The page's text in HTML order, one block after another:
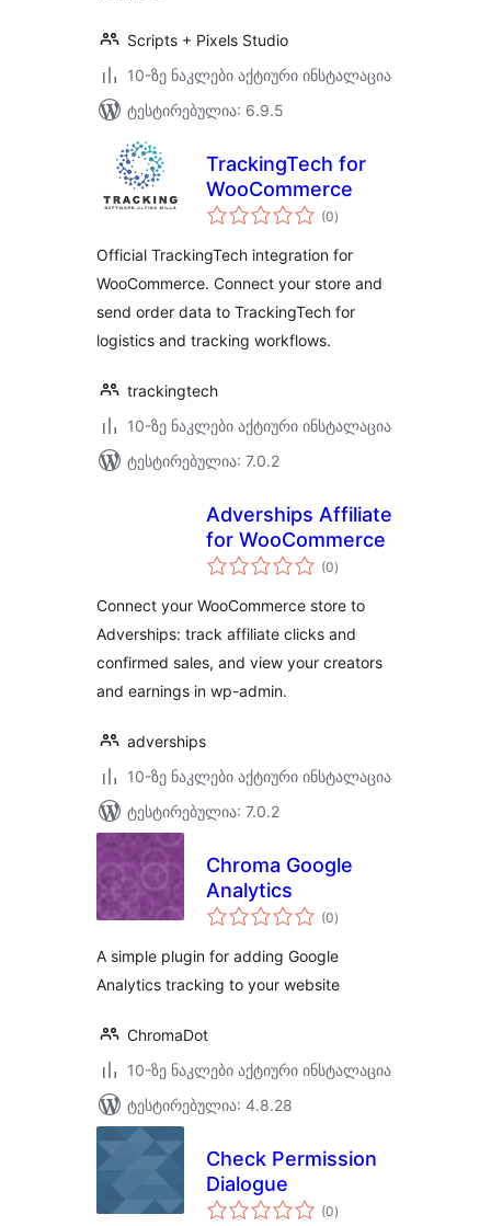
Scripts + Pixels Studio
10-ზე ნაკლები აქტიური ინსტალაცია
ტესტირებულია: 6.9.5
TrackingTech for
WooCommerce
(0საერთო
რეიტინგი
)
Official TrackingTech integration for
WooCommerce. Connect your store and
send order data to TrackingTech for
logistics and tracking workflows.
trackingtech
10-ზე ნაკლები აქტიური ინსტალაცია
ტესტირებულია: 7.0.2
Adverships Affiliate
for WooCommerce
(0საერთო
რეიტინგი
)
Connect your WooCommerce store to
Adverships: track affiliate clicks and
confirmed sales, and view your creators
and earnings in wp-admin.
adverships
10-ზე ნაკლები აქტიური ინსტალაცია
ტესტირებულია: 7.0.2
Chroma Google
Analytics
(0საერთო
რეიტინგი
)
A simple plugin for adding Google
Analytics tracking to your website
ChromaDot
10-ზე ნაკლები აქტიური ინსტალაცია
ტესტირებულია: 4.8.28
Check Permission
Dialogue
(0საერთო
რეიტინგი
)